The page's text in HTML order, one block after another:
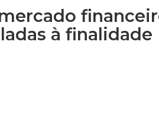
à finalidade